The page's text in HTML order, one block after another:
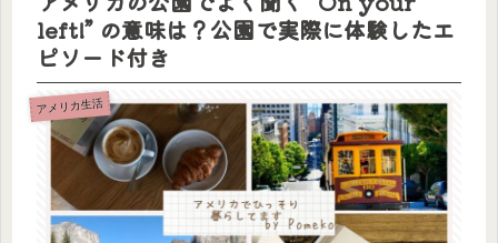
left!” の意味は？公園で実際に体験したエ
ピソード付き
アメリカ生活